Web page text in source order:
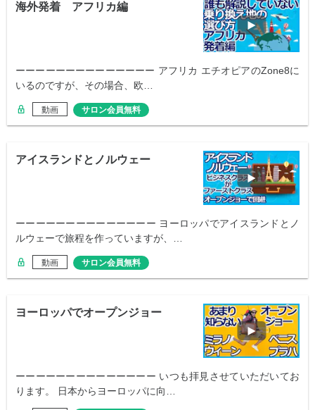
海外発着 アフリカ編
ーーーーーーーーーーーーーー アフリカ エチオピアのZone8に
いるのですが、その場合、欧…
動画 サロン会員無料
アイスランドとノルウェー
ーーーーーーーーーーーーーー ヨーロッパでアイスランドとノ
ルウェーで旅程を作っていますが、…
動画 サロン会員無料
ヨーロッパでオープンジョー
ーーーーーーーーーーーーーー いつも拝見させていただいてお
ります。 日本からヨーロッパに向…